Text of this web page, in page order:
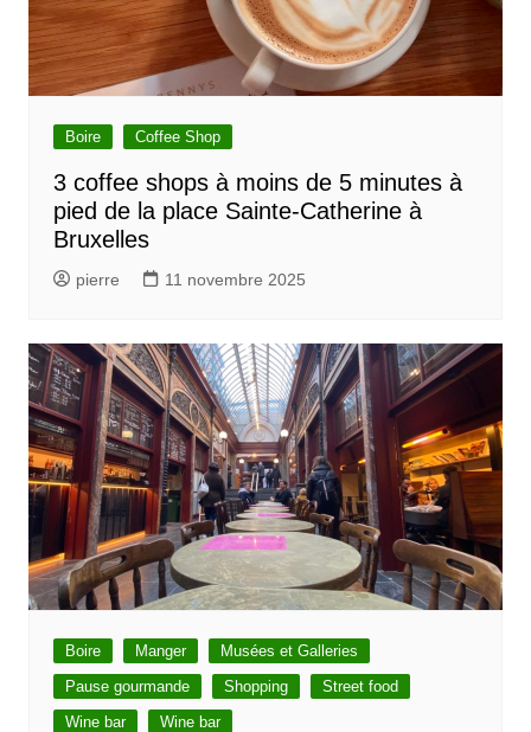
Boire Coffee Shop
3 coffee shops à moins de 5 minutes à
pied de la place Sainte-Catherine à
Bruxelles
pierre 11 novembre 2025
Boire Manger
Musées et Galleries
Pause gourmande
Shopping
Street food
Wine bar
Wine bar